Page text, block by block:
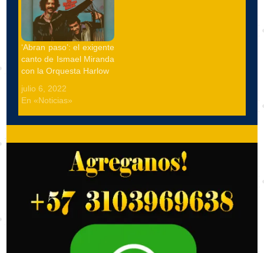
‘Abran paso’: el exigente
canto de Ismael Miranda
con la Orquesta Harlow
julio 6, 2022
En «Noticias»